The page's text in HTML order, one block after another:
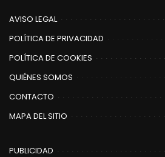
AVISO LEGAL
POLÍTICA DE PRIVACIDAD
POLÍTICA DE COOKIES
QUIÉNES SOMOS
CONTACTO
MAPA DEL SITIO
PUBLICIDAD